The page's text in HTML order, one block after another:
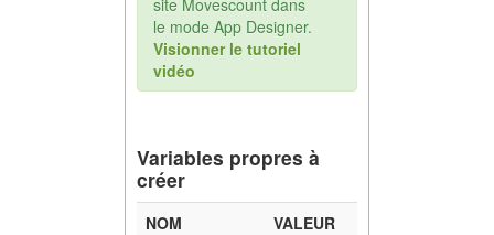
site Movescount dans
le mode App Designer.
Visionner le tutoriel
vidéo
Variables propres à
créer
NOM
VALEUR